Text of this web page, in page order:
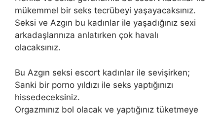
mükemmel bir seks tecrübeyi yaşayacaksınız.
Seksi ve Azgın bu kadınlar ile yaşadığınız sexi
arkadaşlarınıza anlatırken çok havalı
olacaksınız.
Bu Azgın seksi escort kadınlar ile sevişirken;
Sanki bir porno yıldızı ile seks yaptığınızı
hissedeceksiniz.
Orgazmınız bol olacak ve yaptığınız tüketmeye